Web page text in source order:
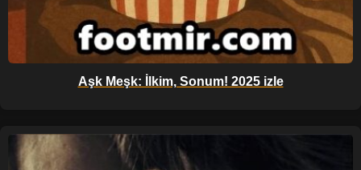
Aşk Meşk: İlkim, Sonum! 2025 izle